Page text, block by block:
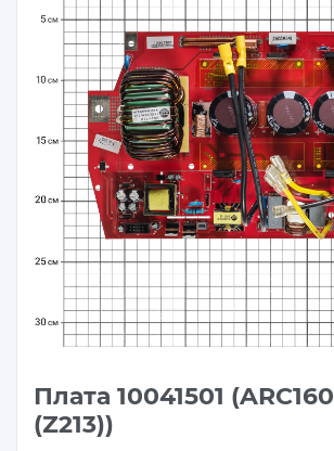
Плата 10041501 (ARC160
(Z213))